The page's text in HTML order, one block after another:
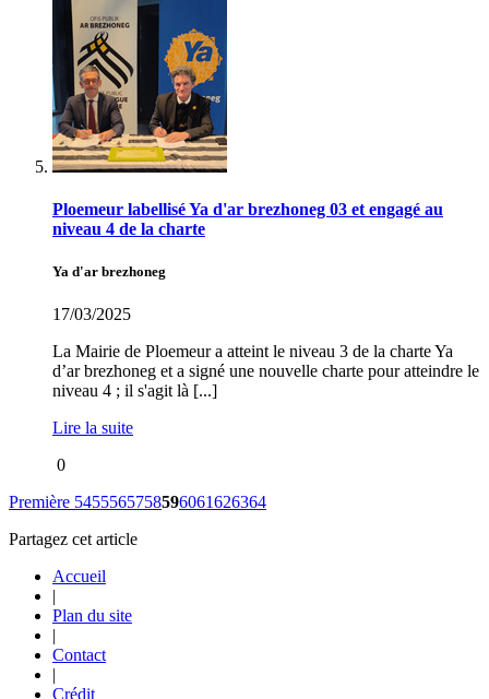
Ploemeur labellisé Ya d'ar brezhoneg 03 et engagé au
niveau 4 de la charte
Ya d'ar brezhoneg
17/03/2025
La Mairie de Ploemeur a atteint le niveau 3 de la charte Ya
d’ar brezhoneg et a signé une nouvelle charte pour atteindre le
niveau 4 ; il s'agit là [...]
Lire la suite
0
Première 5455565758596061626364
Partagez cet article
Accueil
|
Plan du site
|
Contact
|
Crédit